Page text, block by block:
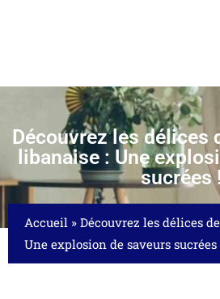
Découvrez les délices
libanaise : Une
sucrées
Accueil » Découvrez les délices
Une explosion de saveurs sucrées